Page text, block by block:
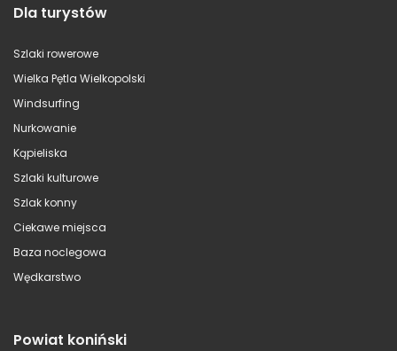
Dla turystów
Szlaki rowerowe
Wielka Pętla Wielkopolski
Windsurfing
Nurkowanie
Kąpieliska
Szlaki kulturowe
Szlak konny
Ciekawe miejsca
Baza noclegowa
Wędkarstwo
Powiat koniński